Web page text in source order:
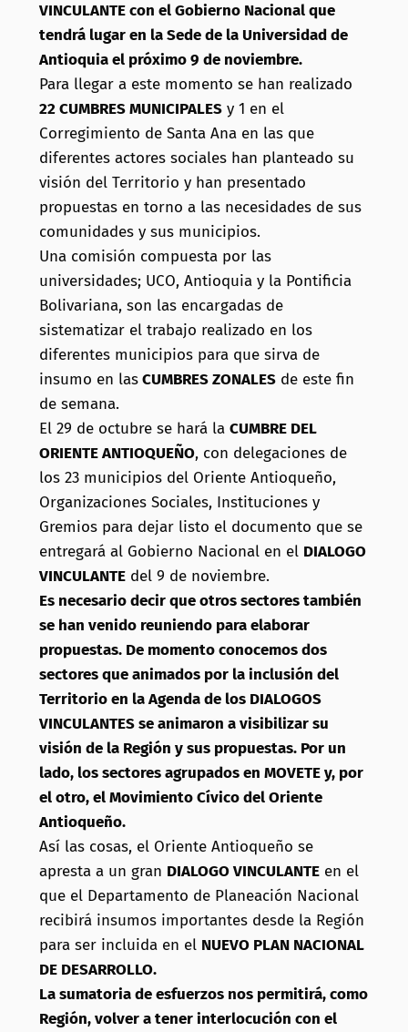
VINCULANTE con el Gobierno Nacional que
tendrá lugar en la Sede de la Universidad de
Antioquia el próximo 9 de noviembre.
Para llegar a este momento se han realizado
22 CUMBRES MUNICIPALESy 1 en el
Corregimiento de Santa Ana en las que
diferentes actores sociales han planteado su
visión del Territorio y han presentado
propuestas en torno a las necesidades de sus
comunidades y sus municipios.
Una comisión compuesta por las
universidades; UCO, Antioquia y la Pontificia
Bolivariana, son las encargadas de
sistematizar el trabajo realizado en los
diferentes municipios para que sirva de
insumo en lasCUMBRES ZONALESde este fin
de semana.
El 29 de octubre se hará la CUMBRE DEL
ORIENTE ANTIOQUEÑO, con delegaciones de
los 23 municipios del Oriente Antioqueño,
Organizaciones Sociales, Instituciones y
Gremios para dejar listo el documento que se
entregará al Gobierno Nacional en el DIALOGO
VINCULANTEdel 9 de noviembre.
Es necesario decir que otros sectores también
se han venido reuniendo para elaborar
propuestas. De momento conocemos dos
sectores que animados por la inclusión del
Territorio en la Agenda de los DIALOGOS
VINCULANTES se animaron a visibilizar su
visión de la Región y sus propuestas. Por un
lado, los sectores agrupados en MOVETE y, por
el otro, el Movimiento Cívico del Oriente
Antioqueño.
Así las cosas, el Oriente Antioqueño se
apresta a un gran DIALOGO VINCULANTEen el
que el Departamento de Planeación Nacional
recibirá insumos importantes desde la Región
para ser incluida en el NUEVO PLAN NACIONAL
DE DESARROLLO.
La sumatoria de esfuerzos nos permitirá, como
Región, volver a tener interlocución con el